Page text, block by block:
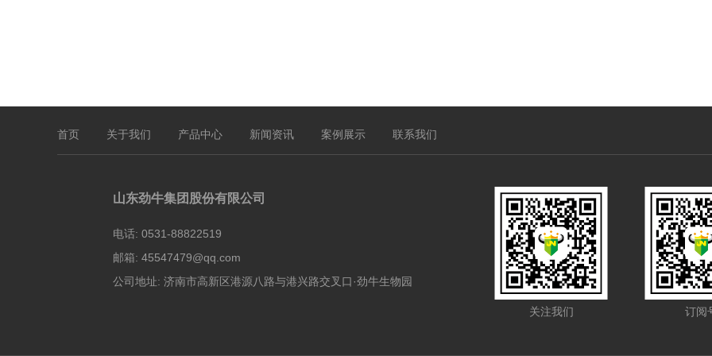
首页 关于我们 产品中心 新闻资讯 案例展示 联系我们
山东劲牛集团股份有限公司
电话: 0531-88822519
邮箱: 45547479@qq.com
公司地址: 济南市高新区港源八路与港兴路交叉口·劲牛生物园
关注我们 订阅